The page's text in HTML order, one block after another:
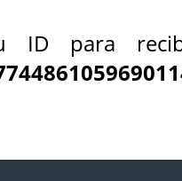
ID para